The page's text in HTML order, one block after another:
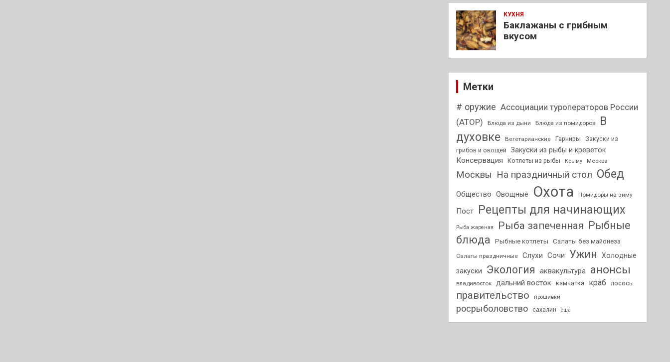
КУХНЯ
Баклажаны с грибным
вкусом
Метки
# оружие Ассоциации туроператоров России
(АТОР)
Блюда из дыни Блюда из помидоров
В
духовке
Вегетарианские Гарниры
Закуски из
грибов и овощей
Закуски из рыбы и креветок
Консервация Котлеты из рыбы Крыму Москва
Москвы На праздничный стол Обед
Общество Овощные Охота Помидоры на зиму
Пост Рецепты для начинающих
Рыба жареная Рыба запеченная Рыбные
блюда
Рыбные котлеты Салаты без майонеза
Салаты праздничные Слухи Сочи Ужин
Холодные
закуски
Экология аквакультура анонсы
владивосток дальний восток камчатка краб лосось
правительство прошивки
росрыболовство сахалин сша